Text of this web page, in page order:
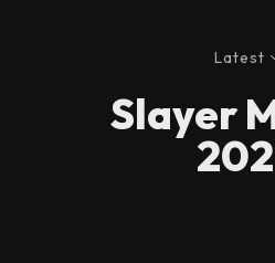
Latest
Slayer